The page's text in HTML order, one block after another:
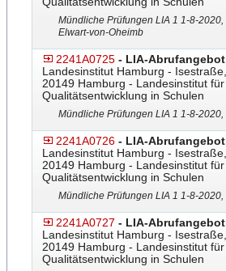
Mündliche Prüfungen LIA 1 1-8-2020,
Elwart-von-Oheimb
2241A0725 - LIA-Abrufangebot
Landesinstitut Hamburg -
20149 Hamburg - Landesinstitut
Qualitätsentwicklung in Schulen
Mündliche Prüfungen LIA 1 1-8-
2241A0726 - LIA-Abrufangebot
Landesinstitut Hamburg -
20149 Hamburg - Landesinstitut
Qualitätsentwicklung in Schulen
Mündliche Prüfungen LIA 1 1-8-2020,
2241A0727 - LIA-Abrufangebot
Landesinstitut Hamburg -
20149 Hamburg - Landesinstitut
Qualitätsentwicklung in Schulen